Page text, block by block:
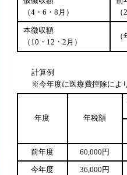
（4・6・8月）
本徴収額
（10・12・2月）
計算例
※今年度に医療費控除により
年度 年税額
前年度
60,000 円
今年度
36,000 円